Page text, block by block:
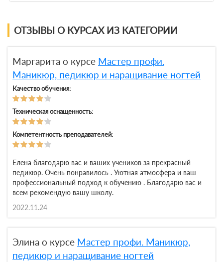
ОТЗЫВЫ О КУРСАХ ИЗ КАТЕГОРИИ
Маргарита о курсе Мастер профи.
Маникюр, педикюр и наращивание ногтей
Качество обучения:
Техническая оснащенность:
Компетентность преподавателей:
Елена благодарю вас и ваших учеников за прекрасный
педикюр. Очень понравилось . Уютная атмосфера и ваш
профессиональный подход к обучению . Благодарю вас и
всем рекомендую вашу школу.
2022.11.24
Элина о курсе Мастер профи. Маникюр,
педикюр и наращивание ногтей